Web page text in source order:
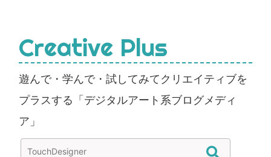
Creative Plus
遊んで・学んで・試してみてクリエイティブを
プラスする「デジタルアート系ブログメディ
ア」